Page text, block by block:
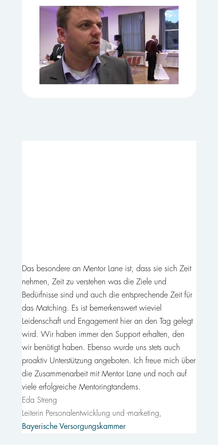
Das besondere an Mentor Lane ist, dass sie sich Zeit
nehmen, Zeit zu verstehen was die Ziele und
Bedürfnisse sind und auch die entsprechende Zeit für
das Matching. Es ist bemerkenswert wieviel
Leidenschaft und Engagement hier an den Tag gelegt
wird. Wir haben immer den Support erhalten, den
wir benötigt haben. Ebenso wurde uns stets auch
proaktiv Unterstützung angeboten. Ich freue mich über
die Zusammenarbeit mit Mentor Lane und noch auf
viele erfolgreiche Mentoringtandems.
Eda Streng
Leiterin Personalentwicklung und -marketing
Bayerische Versorgungskammer